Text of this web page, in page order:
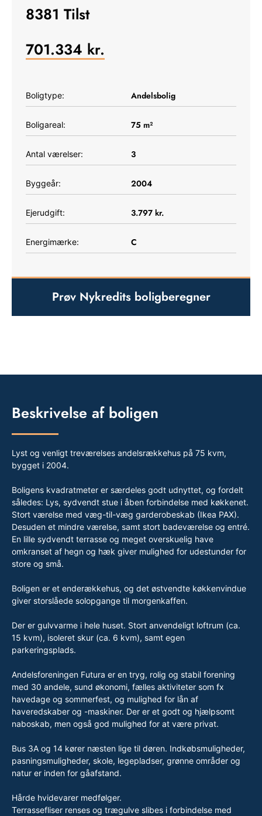
8381 Tilst
701.334 kr.
Boligtype: Andelsbolig
Boligareal: 75 m²
Antal værelser: 3
Byggeår: 2004
Ejerudgift: 3.797 kr.
Energimærke: C
Prøv Nykredits boligberegner
Beskrivelse af boligen
Lyst og venligt treværelses andelsrækkehus på 75 kvm,
bygget i 2004.
Boligens kvadratmeter er særdeles godt udnyttet, og fordelt
således: Lys, sydvendt stue i åben forbindelse med køkkenet.
Stort værelse med væg-til-væg garderobeskab (Ikea PAX).
Desuden et mindre værelse, samt stort badeværelse og entré.
En lille sydvendt terrasse og meget overskuelig have
omkranset af hegn og hæk giver mulighed for udestunder for
store og små.
Boligen er et enderækkehus, og det østvendte køkkenvindue
giver storslåede solopgange til morgenkaffen.
Der er gulvvarme i hele huset. Stort anvendeligt loftrum (ca.
15 kvm), isoleret skur (ca. 6 kvm), samt egen
parkeringsplads.
Andelsforeningen Futura er en tryg, rolig og stabil forening
med 30 andele, sund økonomi, fælles aktiviteter som fx
havedage og sommerfest, og mulighed for lån af
haveredskaber og -maskiner. Der er et godt og hjælpsomt
naboskab, men også god mulighed for at være privat.
Bus 3A og 14 kører næsten lige til døren. Indkøbsmuligheder,
pasningsmuligheder, skole, legepladser, grønne områder og
natur er inden for gåafstand.
Hårde hvidevarer medfølger.
Terrassefliser renses og trægulve slibes i forbindelse med